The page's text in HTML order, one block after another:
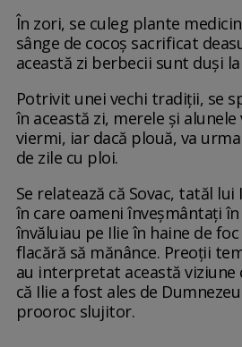
În zori, se culeg plante
sânge de cocoș sacrificat
această zi berbecii sunt duși
Potrivit unei vechi tradiții, se
în această zi, merele și
viermi, iar dacă plouă, va
de zile cu ploi.
Se relatează că Sovac, tatăl
în care oameni înveșmântați
învăluiau pe Ilie în haine de
flacără să mănânce. Preoții
au interpretat această viziune
că Ilie a fost ales de
prooroc slujitor.